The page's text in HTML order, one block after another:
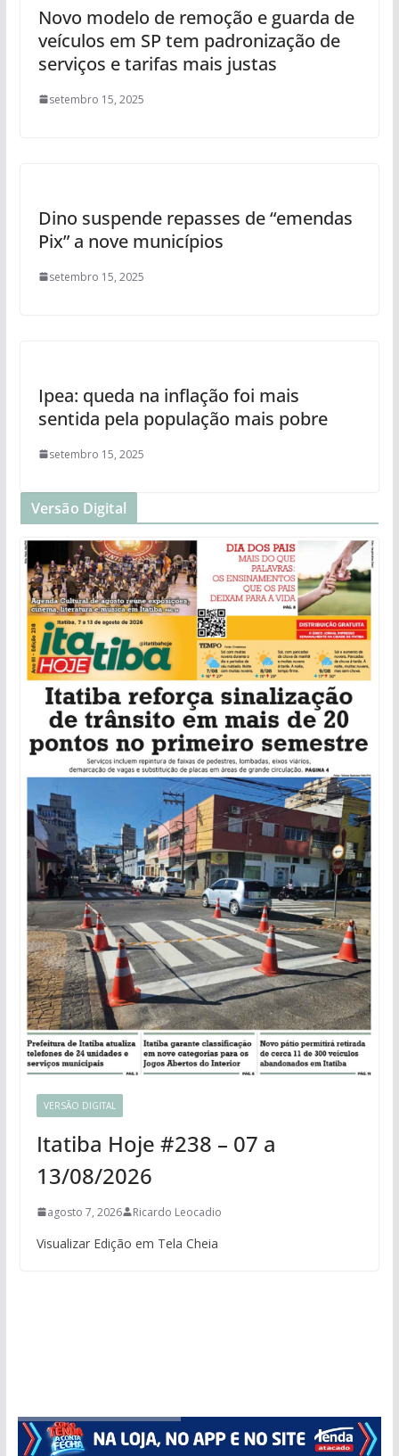
Novo modelo de remoção e guarda de
veículos em SP tem padronização de
serviços e tarifas mais justas
setembro 15, 2025
Dino suspende repasses de “emendas
Pix” a nove municípios
setembro 15, 2025
Ipea: queda na inflação foi mais
sentida pela população mais pobre
setembro 15, 2025
Versão Digital
VERSÃO DIGITAL
Itatiba Hoje #238 – 07 a
13/08/2026
agosto 7, 2026 Ricardo Leocadio
Visualizar Edição em Tela Cheia